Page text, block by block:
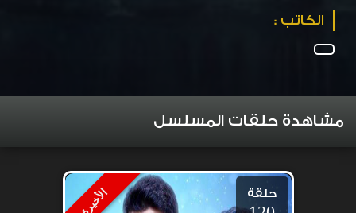
الكاتب :
مشاهدة حلقات المسلسل
الأخيرة حلقة